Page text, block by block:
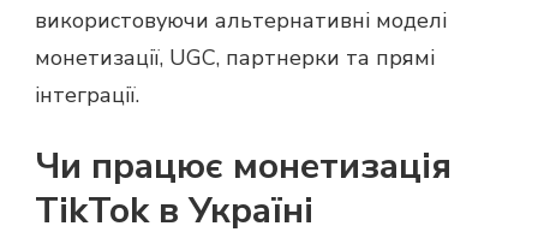
використовуючи альтернативні моделі
монетизації, UGC, партнерки та прямі
інтеграції.
Чи працює монетизація
TikTok в Україні